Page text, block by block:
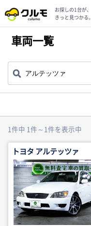
お探しの1台が、
きっと見つかる。
車両一覧
1件中 1件～1件を表示中
トヨタ アルテッツァ